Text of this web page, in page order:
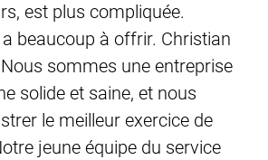
est plus compliquée.
beaucoup à offrir. Christian
sommes une entreprise
solide et saine, et nous
le meilleur exercice de
jeune équipe du service